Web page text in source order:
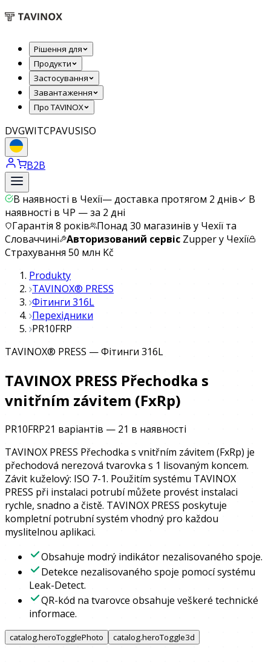
Рішення для
Продукти
Застосування
Завантаження
Про TAVINOX
DVGWITCPAVUSISO
B2B
В наявності в Чехії—доставка протягом 2 днів✓ В
наявності в ЧР — за 2 дні
Гарантія 8 років
Понад 30 магазинів у Чехії та
Словаччині Авторизований сервіс Zupper у Чехії
Страхування 50 млн Kč
Produkty
TAVINOX® PRESS
Фітинги 316L
Перехідники
PR10FRP
TAVINOX® PRESS —Фітинги 316L
TAVINOX PRESS Přechodka s
vnitřním závitem (FxRp)
PR10FRP21 варіантів — 21 в наявності
TAVINOX PRESS Přechodka s vnitřním závitem (FxRp) je
přechodová nerezová tvarovka s 1 lisovaným koncem.
Závit kuželový: ISO 7-1. Použitím systému TAVINOX
PRESS při instalaci potrubí můžete provést instalaci
rychle, snadno a čistě. TAVINOX PRESS poskytuje
kompletní potrubní systém vhodný pro každou
myslitelnou aplikaci.
Obsahuje modrý indikátor nezalisovaného spoje.
Detekce nezalisovaného spoje pomocí systému
Leak-Detect.
QR-kód na tvarovce obsahuje veškeré technické
informace.
catalog.heroTogglePhoto catalog.heroToggle3d